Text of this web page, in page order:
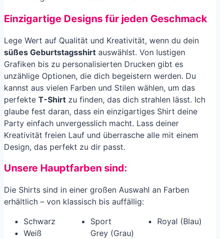
Einzigartige Designs für jeden Geschmack
Lege Wert auf Qualität und Kreativität, wenn du dein
süßes Geburtstagsshirt auswählst. Von lustigen
Grafiken bis zu personalisierten Drucken gibt es
unzählige Optionen, die dich begeistern werden. Du
kannst aus vielen Farben und Stilen wählen, um das
perfekte T-Shirt zu finden, das dich strahlen lässt. Ich
glaube fest daran, dass ein einzigartiges Shirt deine
Party einfach unvergesslich macht. Lass deiner
Kreativität freien Lauf und überrasche alle mit einem
Design, das perfekt zu dir passt.
Unsere Hauptfarben sind:
Die Shirts sind in einer großen Auswahl an Farben
erhältlich – von klassisch bis auffällig:
Schwarz
Weiß
Sport
Grey (Grau)
Royal (Blau)